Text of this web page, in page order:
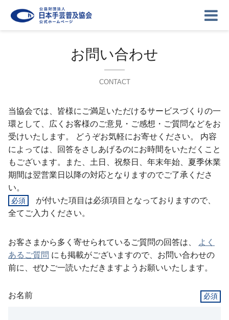
イベント ギャラリー お問い合わせ
協会について ログイン
お問い合わせ
CONTACT
当協会では、皆様にご満足いただけるサービスづくりの一
環として、広くお客様のご意見・ご感想・ご質問などをお
受けいたします。 どうぞお気軽にお寄せください。 内容
によっては、回答をさしあげるのにお時間をいただくこと
もございます。また、土日、祝祭日、年末年始、夏季休業
期間は翌営業日以降の対応となりますのでご了承くださ
い。
が付いた項目は必須項目となっておりますので、
全てご入力ください。
お客さまから多く寄せられているご質問の回答は、
よく
あるご質問 にも掲載がございますので、お問い合わせの
前に、ぜひご一読いただきますようお願いいたします。
お名前